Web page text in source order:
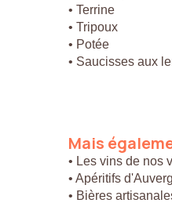
• Terrine
• Tripoux
• Potée
• Saucisses aux
Mais
• Les vins de nos
• Apéritifs
• Bières